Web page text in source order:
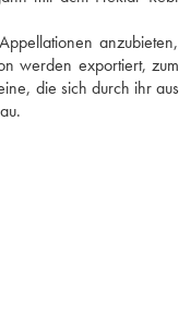
werden exportiert,
die sich durch ihr